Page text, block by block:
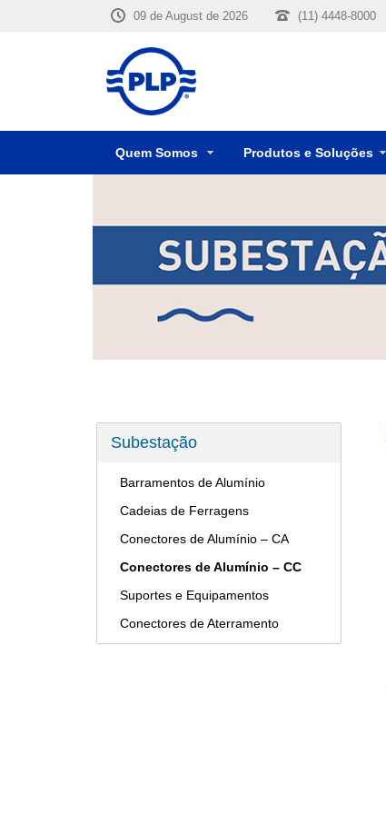
09 de August de 2026 (11) 4448-8000
Quem Somos Produtos e Soluções
Subestação
Barramentos de Alumínio
Cadeias de Ferragens
Conectores de Alumínio – CA
Conectores de Alumínio – CC
Suportes e Equipamentos
Conectores de Aterramento